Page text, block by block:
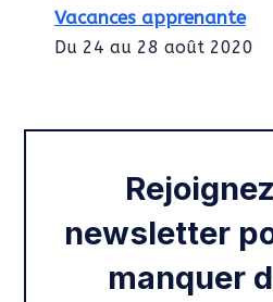
Vacances apprenante
Du 24 au 28 août 2020
Rentrée 2020
newsletter
manquer